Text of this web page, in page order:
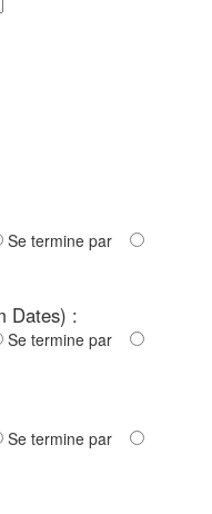
Se termine par
Dates) :
Se termine par
Se termine par